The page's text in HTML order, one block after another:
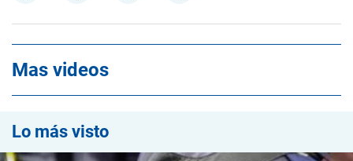
Mas videos
Lo más visto